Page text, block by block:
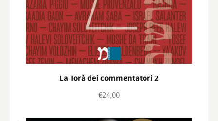
La Torà dei commentatori 2
€24,00